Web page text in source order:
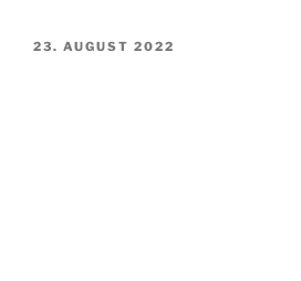
VERÖFFENTLICHT
23. AUGUST 2022